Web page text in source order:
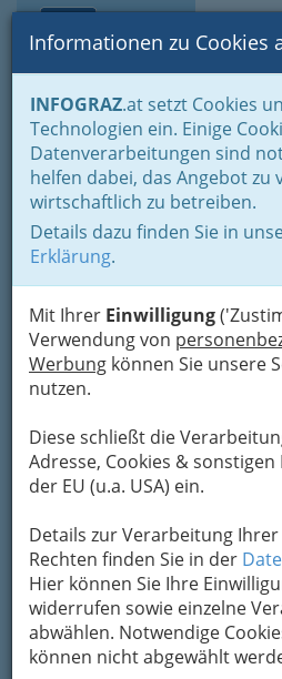
Suche
Informationen zu Cookies
INFOGRAZ.at setzt Cookies
Technologien ein. Einige
Datenverarbeitungen sind
helfen dabei, das Angebot zu
wirtschaftlich zu betreiben.
Details dazu finden Sie in
Erklärung.
Mit Ihrer Einwilligung
Verwendung von
Werbung können Sie unsere
nutzen.
Diese schließt die
Adresse, Cookies &
der EU (u.a. USA) ein.
Details zur Verarbeitung
Rechten finden Sie in der
Hier können Sie Ihre
widerrufen sowie einzelne
abwählen. Notwendige
können nicht abgewählt
Home Branchen
Hans Jörg Högl
Lindenstraße 13, 8472 Vogau
+43 664 8208 989
Karte
Adresse mit Google Maps
Kontaktaufnahme
bewahren, verwenden wir
Übermittlung Ihrer
Formular. Ihre Nachricht
Absenden umgehend
Unternehmen Hans Jörg
Mein Name